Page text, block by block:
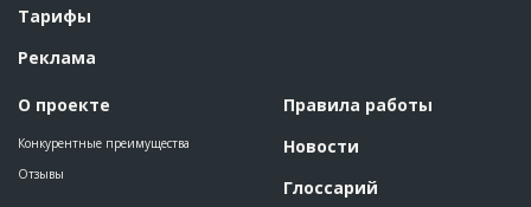
Тарифы
Реклама
О проекте
Конкурентные преимущества
Отзывы
Правила работы
Новости
Глоссарий